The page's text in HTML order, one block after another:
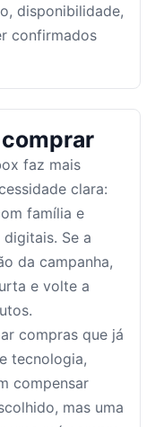
disponibilidade,
confirmados
faz mais
clara:
família e
Se a
da campanha,
e volte a
compras que já
tecnologia,
compensar
mas uma